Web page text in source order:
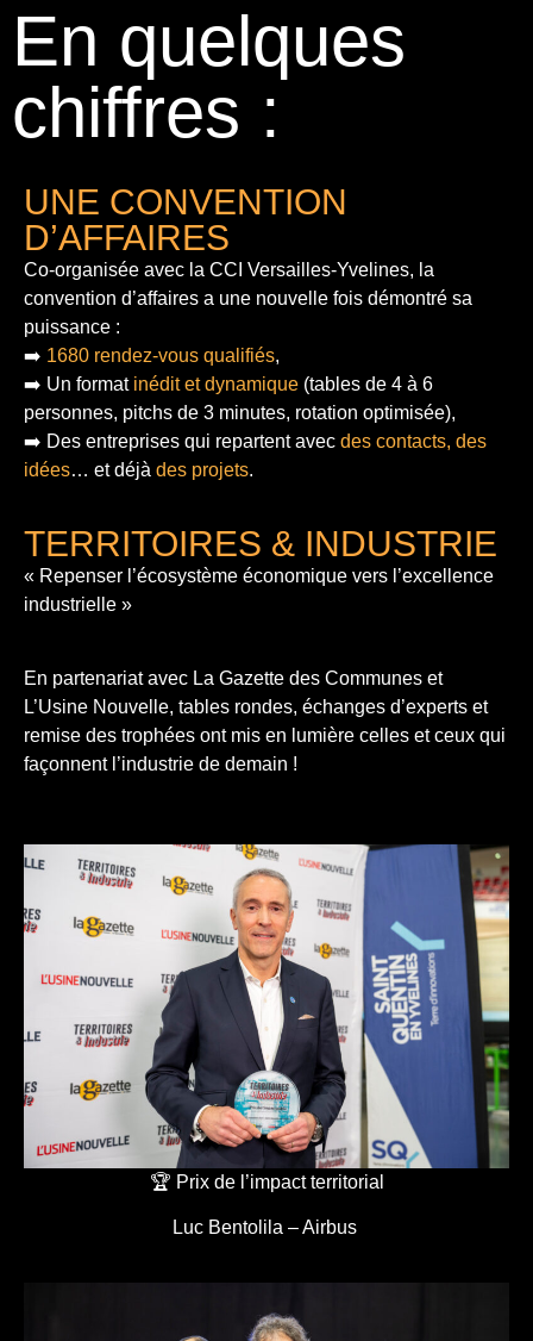
En quelques
chiffres :
UNE CONVENTION
D’AFFAIRES
Co-organisée avec la CCI Versailles-Yvelines, la
convention d’affaires a une nouvelle fois démontré sa
puissance :
➡️ 1680 rendez-vous qualifiés,
➡️ Un format inédit et dynamique (tables de 4 à 6
personnes, pitchs de 3 minutes, rotation optimisée),
➡️ Des entreprises qui repartent avec des contacts, des
idées… et déjà des projets.
TERRITOIRES & INDUSTRIE
« Repenser l’écosystème économique vers l’excellence
industrielle »
En partenariat avec La Gazette des Communes et
L’Usine Nouvelle, tables rondes, échanges d’experts et
remise des trophées ont mis en lumière celles et ceux qui
façonnent l’industrie de demain !
🏆 Prix de l’impact territorial
Luc Bentolila – Airbus